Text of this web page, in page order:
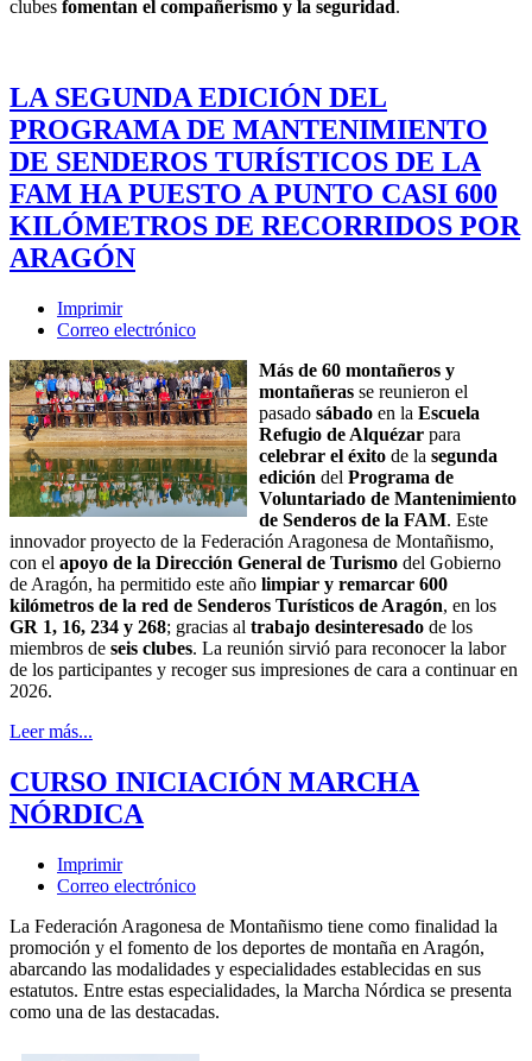
clubes fomentan el compañerismo y la seguridad.
LA SEGUNDA EDICIÓN DEL
PROGRAMA DE MANTENIMIENTO
DE SENDEROS TURÍSTICOS DE LA
FAM HA PUESTO A PUNTO CASI 600
KILÓMETROS DE RECORRIDOS POR
ARAGÓN
Imprimir
Correo electrónico
Más de 60 montañeros y
montañeras se reunieron el
pasado sábado en la Escuela
Refugio de Alquézar para
celebrar el éxito de la segunda
edición del Programa de
Voluntariado de Mantenimiento
de Senderos de la FAM. Este
innovador proyecto de la Federación Aragonesa de Montañismo,
con el apoyo de la Dirección General de Turismo del Gobierno
de Aragón, ha permitido este año limpiar y remarcar 600
kilómetros de la red de Senderos Turísticos de Aragón, en los
GR 1, 16, 234 y 268; gracias al trabajo desinteresado de los
miembros de seis clubes. La reunión sirvió para reconocer la labor
de los participantes y recoger sus impresiones de cara a continuar en
2026.
Leer más...
CURSO INICIACIÓN MARCHA
NÓRDICA
Imprimir
Correo electrónico
La Federación Aragonesa de Montañismo tiene como finalidad la
promoción y el fomento de los deportes de montaña en Aragón,
abarcando las modalidades y especialidades establecidas en sus
estatutos. Entre estas especialidades, la Marcha Nórdica se presenta
como una de las destacadas.